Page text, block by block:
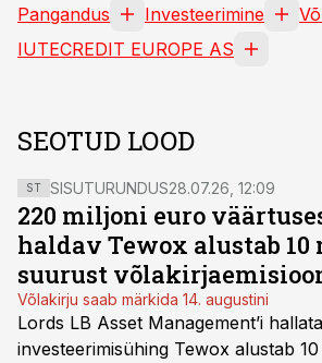
Pangandus
Investeerimine
IUTECREDIT EUROPE AS
SEOTUD LOOD
ST SISUTURUNDUS28.07.26, 12:09
220 miljoni euro
haldav Tewox alustab
suurust
Võlakirju saab märkida 14. augustini
Lords LB Asset Management’i
investeerimisühing Tewox alustab